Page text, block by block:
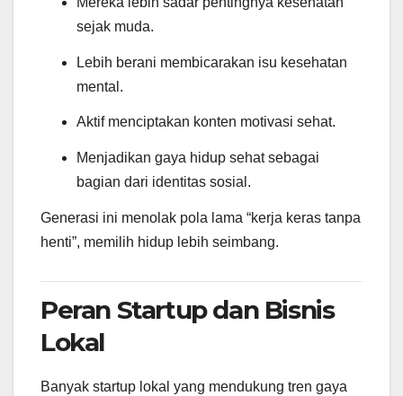
sejak muda.
Lebih berani membicarakan isu kesehatan
mental.
Aktif menciptakan konten motivasi sehat.
Menjadikan gaya hidup sehat sebagai
bagian dari identitas sosial.
Generasi ini menolak pola lama “kerja keras tanpa
henti”, memilih hidup lebih seimbang.
Peran Startup dan Bisnis
Lokal
Banyak startup lokal yang mendukung tren gaya